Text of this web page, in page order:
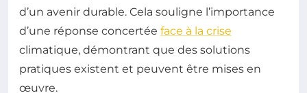
d’un avenir durable. Cela souligne l’importance
d’une réponse concertée face à la crise
climatique, démontrant que des solutions
pratiques existent et peuvent être mises en
œuvre.